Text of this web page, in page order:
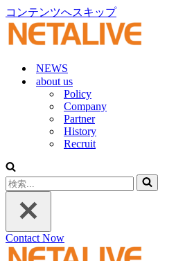
コンテンツへスキップ
NEWS
about us
Policy
Company
Partner
History
Recruit
検
索...
Contact Now